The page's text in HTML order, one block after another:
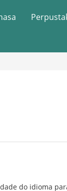
do idioma